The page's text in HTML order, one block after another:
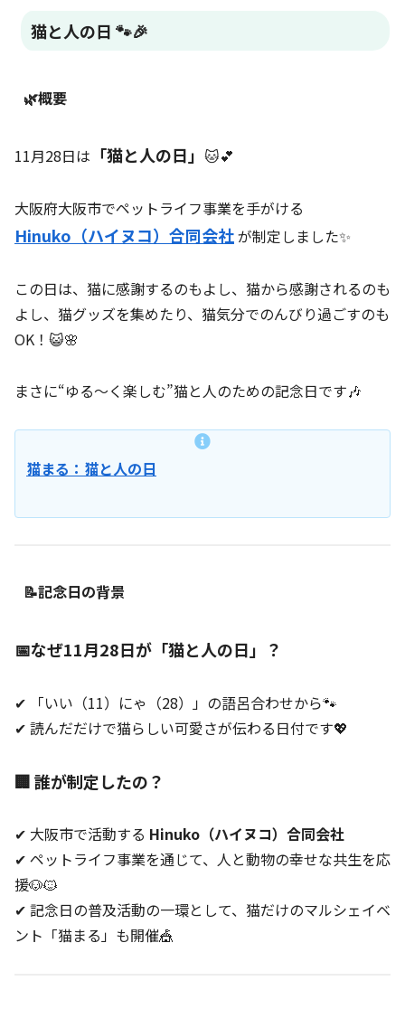
猫と人の日 🐾🎉
🌿概要
11月28日は 「猫と人の日」 🐱💕
大阪府大阪市でペットライフ事業を手がける
Hinuko（ハイヌコ）合同会社が制定しました✨
この日は、猫に感謝するのもよし、猫から感謝されるのも
よし、猫グッズを集めたり、猫気分でのんびり過ごすのも
OK！😺🌸
まさに“ゆる～く楽しむ”猫と人のための記念日です🎶
猫まる：猫と人の日
📝記念日の背景
📅なぜ11月28日が「猫と人の日」？
✔ 「いい（11）にゃ（28）」の語呂合わせから🐾
✔ 読んだだけで猫らしい可愛さが伝わる日付です💖
🏢 誰が制定したの？
✔ 大阪市で活動する Hinuko（ハイヌコ）合同会社
✔ ペットライフ事業を通じて、人と動物の幸せな共生を応
援🐶🐱
✔ 記念日の普及活動の一環として、猫だけのマルシェイベ
ント「猫まる」も開催🎪